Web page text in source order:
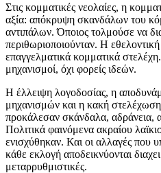
Στις κομματικές νεολαίες, η
αξία: απόκρυψη σκανδάλων του
αντιπάλων. Όποιος τολμούσε να
περιθωριοποιούνταν. Η
επαγγελματικά κομματικά
μηχανισμοί, όχι φορείς ιδεών.
Η έλλειψη λογοδοσίας, η
μηχανισμών και η κακή στελέχωση
προκάλεσαν σκάνδαλα, αδράνεια,
Πολιτικά φαινόμενα ακραίου
ενισχύθηκαν. Και οι αλλαγές που
κάθε εκλογή αποδεικνύονται
μεταρρυθμιστικές.